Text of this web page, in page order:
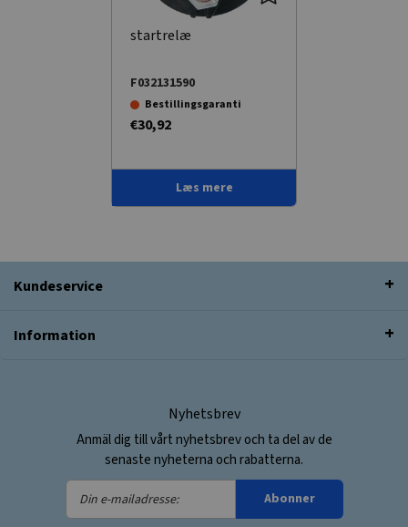
startrelæ
F032131590
Bestillingsgaranti
€30,92
Læs mere
Kundeservice
Information
Nyhetsbrev
Anmäl dig till vårt nyhetsbrev och ta del av de
senaste nyheterna och rabatterna.
Din
e-
Abonner